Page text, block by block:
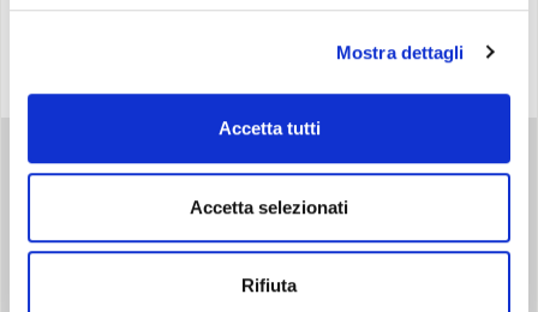
Mostra dettagli
Accetta tutti
Accetta selezionati
Rifiuta
possibile la temperatura selezionata.
Download